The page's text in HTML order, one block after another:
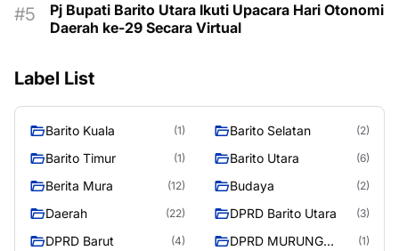
Pj Bupati Barito Utara Ikuti Upacara Hari Otonomi
Daerah ke-29 Secara Virtual
Label List
Barito Kuala (1) Barito Selatan (2)
Barito Timur (1) Barito Utara (6)
Berita Mura (12) Budaya (2)
Daerah (22) DPRD Barito Utara (3)
DPRD Barut (4)
DPRD MURUNG
(1)